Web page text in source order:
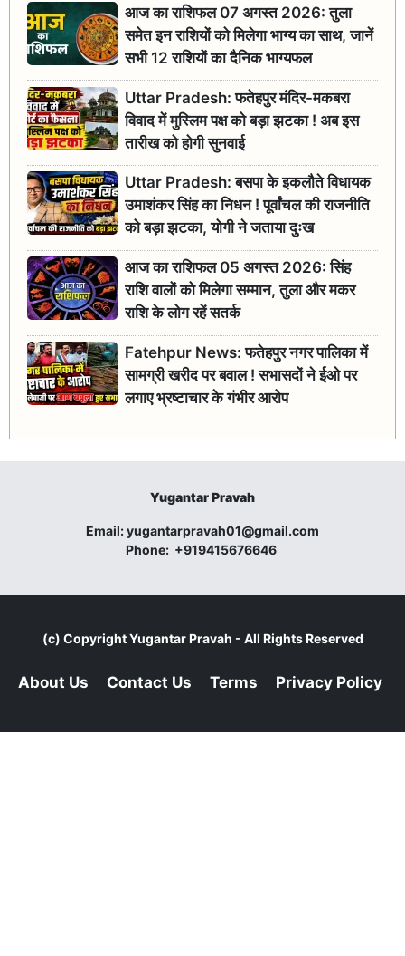
आज का राशिफल 07 अगस्त 2026: तुला
समेत इन राशियों को मिलेगा भाग्य का साथ, जानें
सभी 12 राशियों का दैनिक भाग्यफल
Uttar Pradesh: फतेहपुर मंदिर-मकबरा
विवाद में मुस्लिम पक्ष को बड़ा झटका ! अब इस
तारीख को होगी सुनवाई
Uttar Pradesh: बसपा के इकलौते विधायक
उमाशंकर सिंह का निधन ! पूर्वांचल की राजनीति
को बड़ा झटका, योगी ने जताया दुःख
आज का राशिफल 05 अगस्त 2026: सिंह
राशि वालों को मिलेगा सम्मान, तुला और मकर
राशि के लोग रहें सतर्क
Fatehpur News: फतेहपुर नगर पालिका में
सामग्री खरीद पर बवाल ! सभासदों ने ईओ पर
लगाए भ्रष्टाचार के गंभीर आरोप
Yugantar Pravah
Email:yugantarpravah01@gmail.com
Phone: +919415676646
(c) CopyrightYugantar Pravah - All Rights Reserved
About Us Contact Us Terms Privacy Policy